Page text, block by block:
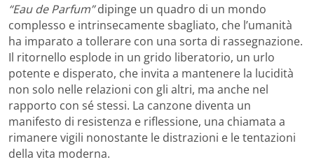
“Eau de Parfum”dipinge un quadro di un mondo
complesso e intrinsecamente sbagliato, che l’umanità
ha imparato a tollerare con una sorta di rassegnazione.
Il ritornello esplode in un grido liberatorio, un urlo
potente e disperato, che invita a mantenere la lucidità
non solo nelle relazioni con gli altri, ma anche nel
rapporto con sé stessi. La canzone diventa un
manifesto di resistenza e riflessione, una chiamata a
rimanere vigili nonostante le distrazioni e le tentazioni
della vita moderna.